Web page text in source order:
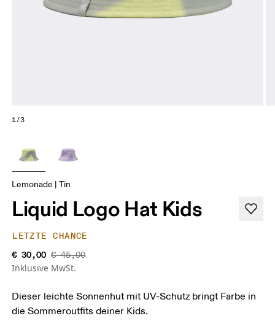
1/3
Lemonade | Tin
Liquid Logo Hat Kids
LETZTE CHANCE
€ 30,00 € 45,00
Inklusive MwSt.
Dieser leichte Sonnenhut mit UV-Schutz bringt Farbe in
die Sommeroutfits deiner Kids.